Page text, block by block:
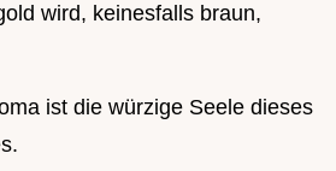
wird, keinesfalls braun,
ist die würzige Seele dieses